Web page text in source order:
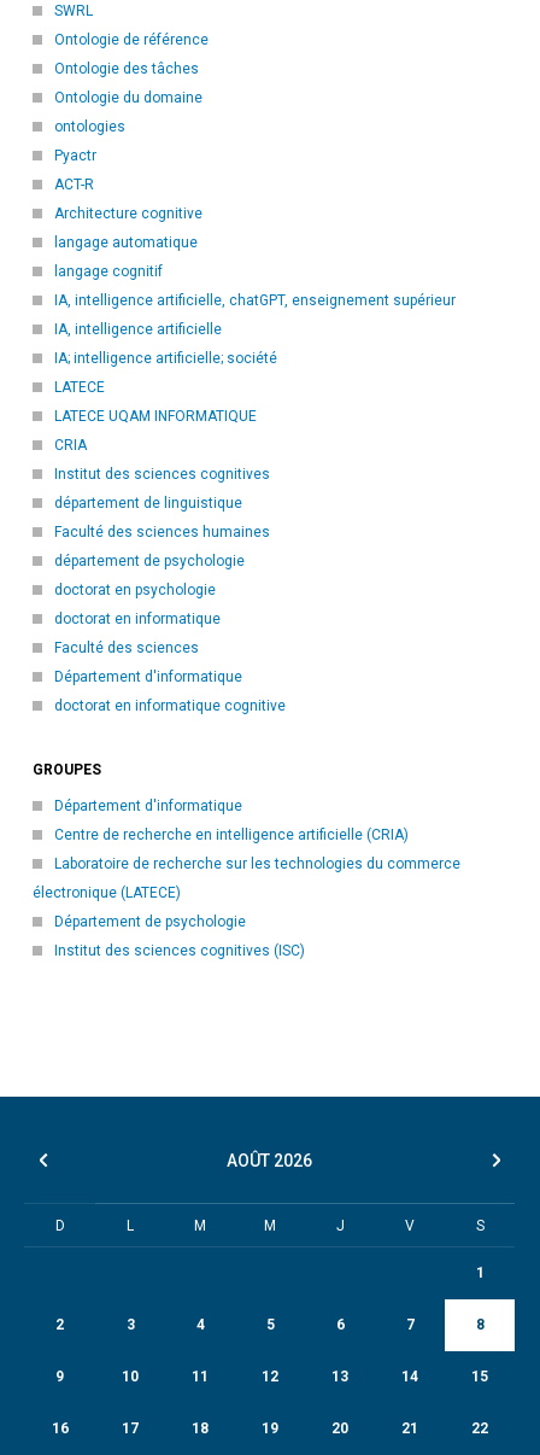
SWRL
Ontologie de référence
Ontologie des tâches
Ontologie du domaine
ontologies
Pyactr
ACT-R
Architecture cognitive
langage automatique
langage cognitif
IA, intelligence artificielle, chatGPT, enseignement supérieur
IA, intelligence artificielle
IA; intelligence artificielle; société
LATECE
LATECE UQAM INFORMATIQUE
CRIA
Institut des sciences cognitives
département de linguistique
Faculté des sciences humaines
département de psychologie
doctorat en psychologie
doctorat en informatique
Faculté des sciences
Département d'informatique
doctorat en informatique cognitive
GROUPES
Département d'informatique
Centre de recherche en intelligence artificielle (CRIA)
Laboratoire de recherche sur les technologies du commerce
électronique (LATECE)
Département de psychologie
Institut des sciences cognitives (ISC)
AOÛT 2026
D L M M J V S
1
2 3 4 5 6 7 8
9 10 11 12 13 14 15
16 17 18 19 20 21 22